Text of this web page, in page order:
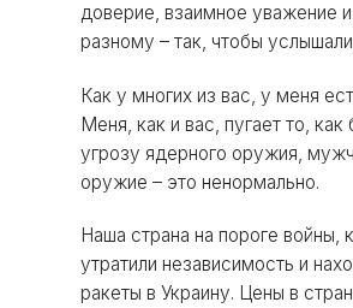
доверие, взаимное уважение
разному – так, чтобы
Как у многих из вас, у меня
Меня, как и вас, пугает то,
угрозу ядерного оружия,
оружие – это ненормально.
Наша страна на пороге войны,
утратили независимость и
ракеты в Украину. Цены в